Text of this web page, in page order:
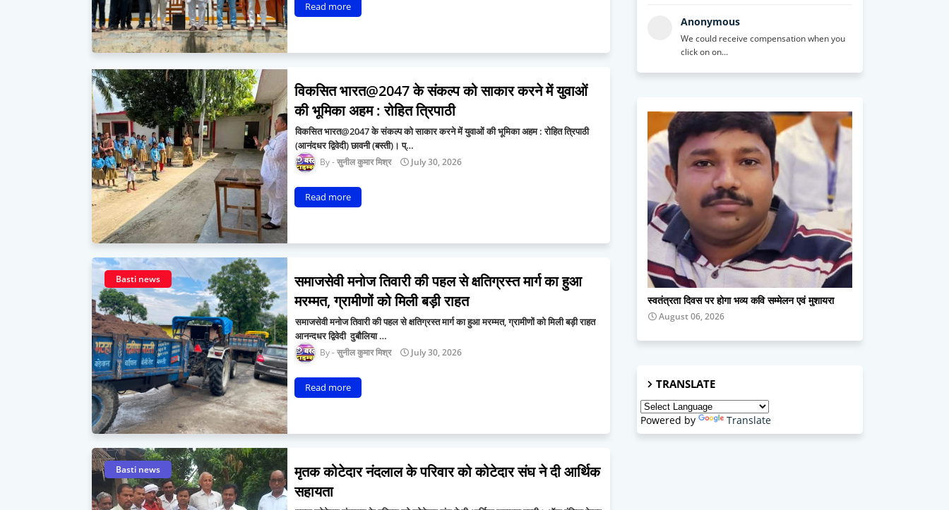
Read more
विकसित भारत@2047 के संकल्प को साकार करने में युवाओं
की भूमिका अहम : रोहित त्रिपाठी
विकसित भारत@2047 के संकल्प को साकार करने में युवाओं की भूमिका अहम : रोहित त्रिपाठी
(आनंदधर द्विवेदी) छावनी (बस्ती)। प्…
सुनील कुमार मिश्र July 30, 2026
Read more
Basti news
समाजसेवी मनोज तिवारी की पहल से क्षतिग्रस्त मार्ग का हुआ
मरम्मत, ग्रामीणों को मिली बड़ी राहत
समाजसेवी मनोज तिवारी की पहल से क्षतिग्रस्त मार्ग का हुआ मरम्मत, ग्रामीणों को मिली बड़ी राहत
आनन्दधर द्विवेदी दुबौलिया …
सुनील कुमार मिश्र July 30, 2026
Read more
Basti news
मृतक कोटेदार नंदलाल के परिवार को कोटेदार संघ ने दी आर्थिक
सहायता
Anonymous
We could receive compensation when you
click on on...
Basti news
स्वतंत्रता दिवस पर होगा भव्य कवि सम्मेलन एवं मुशायरा
August 06, 2026
TRANSLATE
Powered by Translate